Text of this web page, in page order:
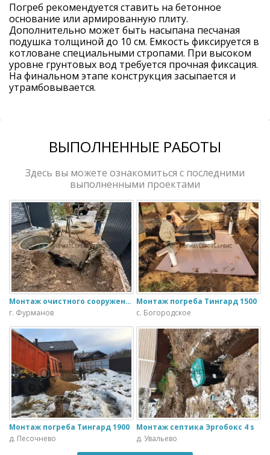
Погреб рекомендуется ставить на бетонное
основание или армированную плиту.
Дополнительно может быть насыпана песчаная
подушка толщиной до 10 см. Емкость фиксируется в
котловане специальными стропами. При высоком
уровне грунтовых вод требуется прочная фиксация.
На финальном этапе конструкция засыпается и
утрамбовывается.
ВЫПОЛНЕННЫЕ РАБОТЫ
Здесь вы можете ознакомиться с последними
выполненными проектами
Монтаж очистного сооружения Тверь - 1.1ПН в загородном доме
г. Фурманов
Монтаж погреба Тингард 1500
с. Богородское
Монтаж погреба Тингард 1900
д. Песочнево
Монтаж септика Эргобокс 4 s
д. Увальево